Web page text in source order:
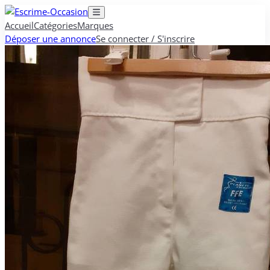
AccueilCatégoriesMarques
Déposer une annonceSe connecter / S'inscrire